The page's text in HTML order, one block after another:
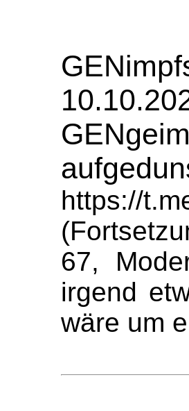
https://
67,
irgend
wäre um